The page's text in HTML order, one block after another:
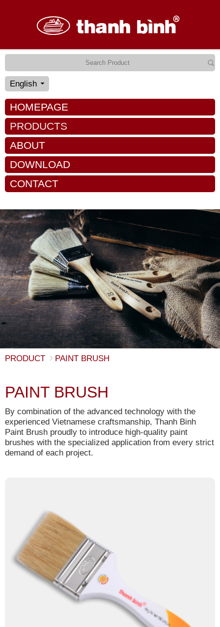
English
HOMEPAGE
PRODUCTS
ABOUT
DOWNLOAD
CONTACT
PRODUCT PAINT BRUSH
PAINT BRUSH
By combination of the advanced technology with the
experienced Vietnamese craftsmanship, Thanh Binh
Paint Brush proudly to introduce high-quality paint
brushes with the specialized application from every strict
demand of each project.